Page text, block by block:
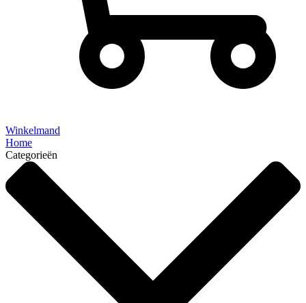
Winkelmand
Home
Categorieën